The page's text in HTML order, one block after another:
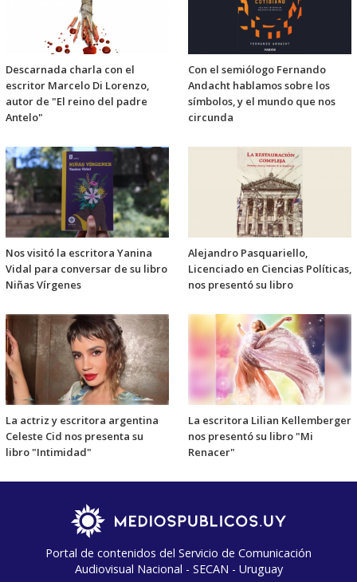
Descarnada charla con el
escritor Marcelo Di Lorenzo,
autor de "El reino del padre
Antelo"
Con el semiólogo Fernando
Andacht hablamos sobre los
símbolos, y el mundo que nos
circunda
Nos visitó la escritora Yanina
Vidal para conversar de su libro
Niñas Vírgenes
Alejandro Pasquariello,
Licenciado en Ciencias Políticas,
nos presentó su libro
La actriz y escritora argentina
Celeste Cid nos presenta su
libro "Intimidad"
La escritora Lilian Kellemberger
nos presentó su libro "Mi
Renacer"
Portal de contenidos del Servicio de Comunicación
Audiovisual Nacional - SECAN - Uruguay